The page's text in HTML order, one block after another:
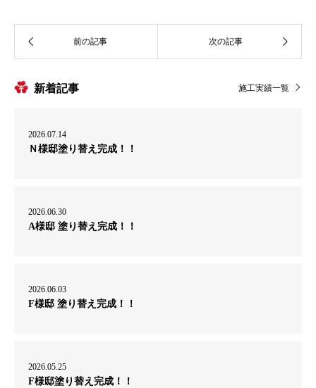
新着記事 施工実績一覧
2026.07.14
Ｎ様邸塗り替え完成！！
2026.06.30
A様邸 塗り替え完成！！
2026.06.03
F様邸 塗り替え完成！！
2026.05.25
F様邸塗り替え完成！！